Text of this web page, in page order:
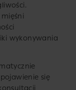
wykonywania
się